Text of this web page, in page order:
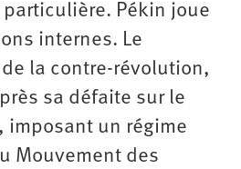
Pékin joue
internes. Le
la contre-révolution,
sa défaite sur le
imposant un régime
Mouvement des